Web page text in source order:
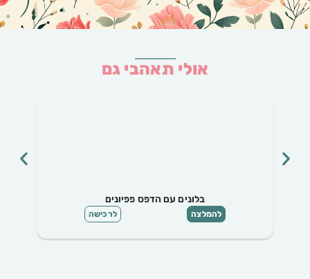
אולי תאהבי גם
בלונים עם הדפס פפיונים
להמלצה לרכישה